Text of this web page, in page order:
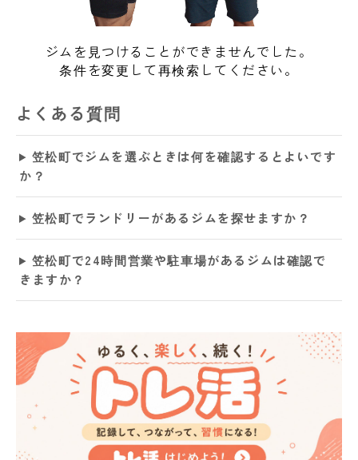
ジムを見つけることができませんでした。
条件を変更して再検索してください。
よくある質問
笠松町でジムを選ぶときは何を確認するとよいです
か？
笠松町でランドリーがあるジムを探せますか？
笠松町で24時間営業や駐車場があるジムは確認で
きますか？